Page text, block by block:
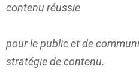
pour le public et de
stratégie de contenu.